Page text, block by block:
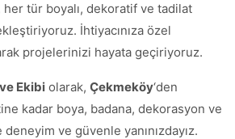
her tür boyalı, dekoratif ve tadilat
İhtiyacınıza özel
projelerinizi hayata geçiriyoruz.
Ekibi olarak, Çekmeköy‘den
kadar boya, badana, dekorasyon ve
ve güvenle yanınızdayız.